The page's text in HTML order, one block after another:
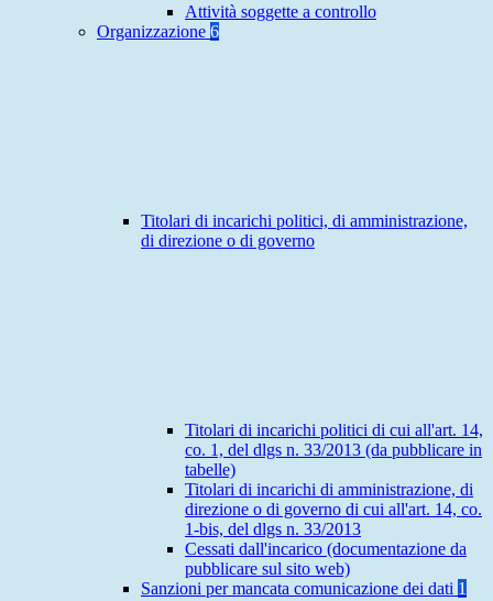
Attività soggette a controllo
Organizzazione 6
Titolari di incarichi politici, di amministrazione,
di direzione o di governo
Titolari di incarichi politici di cui all'art. 14,
co. 1, del dlgs n. 33/2013 (da pubblicare in
tabelle)
Titolari di incarichi di amministrazione, di
direzione o di governo di cui all'art. 14, co.
1-bis, del dlgs n. 33/2013
Cessati dall'incarico (documentazione da
pubblicare sul sito web)
Sanzioni per mancata comunicazione dei dati 1